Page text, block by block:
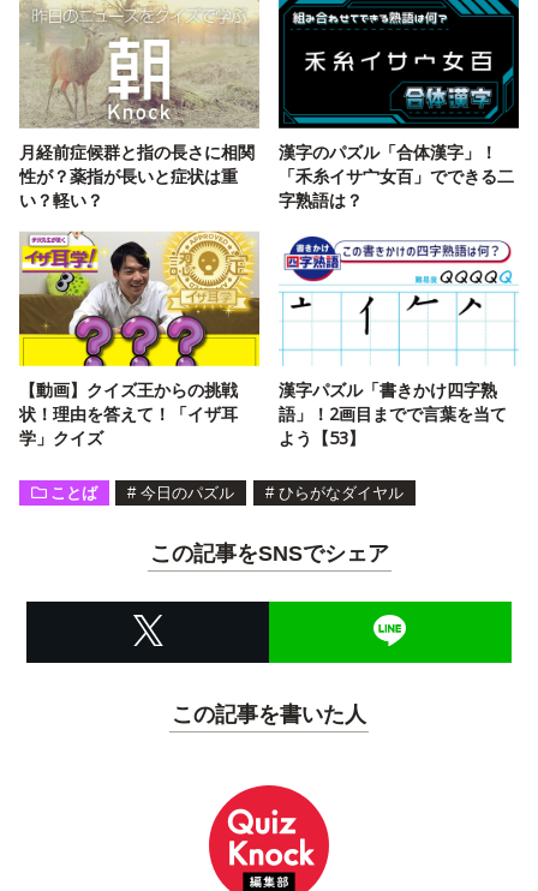
月経前症候群と指の長さに相関
性が？薬指が長いと症状は重
い？軽い？
漢字のパズル「合体漢字」！
「禾糸イサ宀女百」でできる二
字熟語は？
【動画】クイズ王からの挑戦
状！理由を答えて！「イザ耳
学」クイズ
漢字パズル「書きかけ四字熟
語」！2画目までで言葉を当て
よう【53】
ことば # 今日のパズル # ひらがなダイヤル
この記事をSNSでシェア
この記事を書いた人